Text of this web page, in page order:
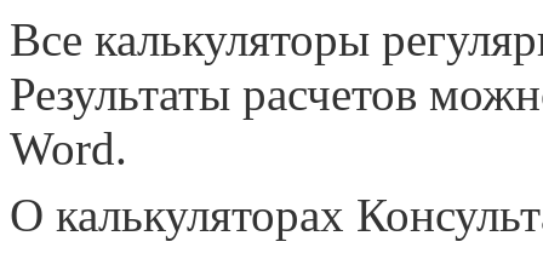
Все калькуляторы
Результаты расчетов
Word.
О калькуляторах